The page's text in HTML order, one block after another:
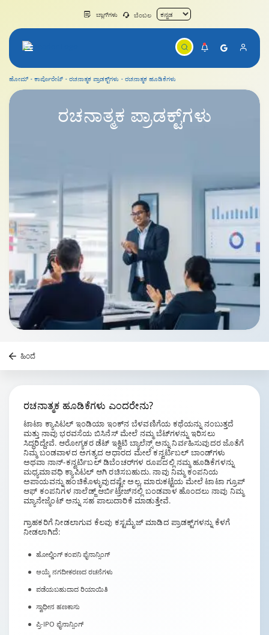
ಬ್ಲಾಗ್‌ಗಳು ಬೆಂಬಲ
ಹೋಮ್ ಕಾರ್ಪೊರೇಟ್ ರಚನಾತ್ಮಕ ಪ್ರಾಡಕ್ಟ್‌ಗಳು ರಚನಾತ್ಮಕ ಹೂಡಿಕೆಗಳು
ರಚನಾತ್ಮಕ ಪ್ರಾಡಕ್ಟ್‌ಗಳು
ರಚನಾತ್ಮಕ ಪ್ರಾಡಕ್ಟ್‌ಗಳು
ಹಿಂದೆ
ರಚನಾತ್ಮಕ ಹೂಡಿಕೆಗಳು ಎಂದರೇನು?
ಟಾಟಾ ಕ್ಯಾಪಿಟಲ್ ಇಂಡಿಯಾ ಇಂಕ್‌ನ ಬೆಳವಣಿಗೆಯ ಕಥೆಯನ್ನು ನಂಬುತ್ತದೆ
ಮತ್ತು ನಾವು ಭರವಸೆಯ ಬಿಸಿನೆಸ್ ಮೇಲೆ ನಮ್ಮ ಬೆಟ್‌ಗಳನ್ನು ಇರಿಸಲು
ಸಿದ್ಧರಿದ್ದೇವೆ. ಆರೋಗ್ಯಕರ ಡೆಟ್ ಇಕ್ವಿಟಿ ಬ್ಯಾಲೆನ್ಸ್ ಅನ್ನು ನಿರ್ವಹಿಸುವುದರ ಜೊತೆಗೆ
ನಿಮ್ಮ ಬಂಡವಾಳದ ಅಗತ್ಯದ ಆಧಾರದ ಮೇಲೆ ಕನ್ವರ್ಟಿಬಲ್ ಬಾಂಡ್‌ಗಳು
ಅಥವಾ ನಾನ್-ಕನ್ವರ್ಟಿಬಲ್ ಡಿಬೆಂಚರ್‌ಗಳ ರೂಪದಲ್ಲಿ ನಮ್ಮ ಹೂಡಿಕೆಗಳನ್ನು
ಮಧ್ಯಮಾವಧಿ ಕ್ಯಾಪಿಟಲ್ ಆಗಿ ರಚಿಸಬಹುದು. ನಾವು ನಿಮ್ಮ ಕಂಪನಿಯ
ಅಪಾಯವನ್ನು ಹಂಚಿಕೊಳ್ಳುವುದಷ್ಟೇ ಅಲ್ಲ, ಮಾರುಕಟ್ಟೆಯ ಮೇಲೆ ಟಾಟಾ ಗ್ರೂಪ್
ಆಫ್ ಕಂಪನಿಗಳ ನಾಲೆಡ್ಜ್ ಆರ್ಬಿಟ್ರೇಜ್‌ನಲ್ಲಿ ಬಂಡವಾಳ ಹೊಂದಲು ನಾವು ನಿಮ್ಮ
ಮ್ಯಾನೇಜ್ಮೆಂಟ್ ಅನ್ನು ಸಹ ಪಾಲುದಾರಿಕೆ ಮಾಡುತ್ತೇವೆ.
ಗ್ರಾಹಕರಿಗೆ ನೀಡಲಾಗುವ ಕೆಲವು ಕಸ್ಟಮೈಜ್ ಮಾಡಿದ ಪ್ರಾಡಕ್ಟ್‌ಗಳನ್ನು ಕೆಳಗೆ
ನೀಡಲಾಗಿದೆ:
ಹೋಲ್ಡಿಂಗ್ ಕಂಪನಿ ಫೈನಾನ್ಸಿಂಗ್
ಆಯ್ಕೆ ನಗದೀಕರಣದ ರಚನೆಗಳು
ಪಡೆಯಬಹುದಾದ ರಿಯಾಯಿತಿ
ಸ್ವಾಧೀನ ಹಣಕಾಸು
ಪ್ರಿ-IPO ಫೈನಾನ್ಸಿಂಗ್